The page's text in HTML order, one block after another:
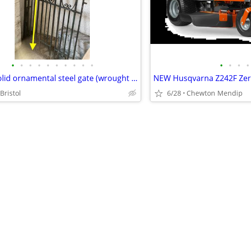
• • • • • • • • • •
Heavy, solid ornamental steel gate (wrought iron style), 1950 x 890mm
Bristol
• • • •
6/28 Chewton Mendip